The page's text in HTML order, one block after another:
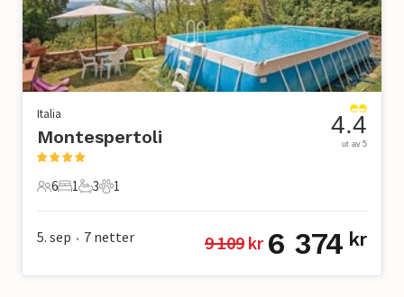
Italia
Montespertoli
6 Gjester
6
1 Soverom
1
3 Bad
3
1 Kjæledyr
1
4.4
ut av 5
5. sep • 7 netter 9 109 kr 6 374 kr